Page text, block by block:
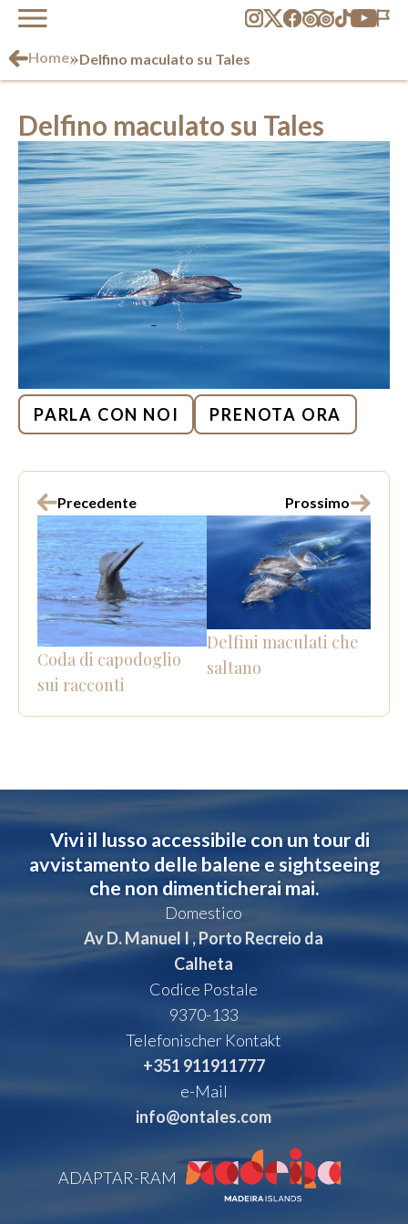
Home»Delfino maculato su Tales
Delfino maculato su Tales
PARLA CON NOI PRENOTA ORA
Precedente
Coda di capodoglio
sui racconti
Prossimo
Delfini maculati che
saltano
Vivi il lusso accessibile con un tour di
avvistamento delle balene e sightseeing
che non dimenticherai mai.
Domestico
Av D. Manuel I , Porto Recreio da
Calheta
Codice Postale
9370-133
Telefonischer Kontakt
+351 911911777
e-Mail
info@ontales.com
ADAPTAR-RAM